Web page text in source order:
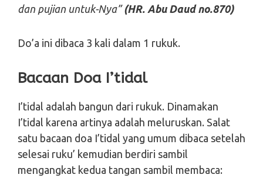
dan pujian untuk-Nya”(HR. Abu Daud no.870)
Do’a ini dibaca 3 kali dalam 1 rukuk.
Bacaan Doa I’tidal
I’tidal adalah bangun dari rukuk. Dinamakan
I’tidal karena artinya adalah meluruskan. Salat
satu bacaan doa I’tidal yang umum dibaca setelah
selesai ruku’ kemudian berdiri sambil
mengangkat kedua tangan sambil membaca: